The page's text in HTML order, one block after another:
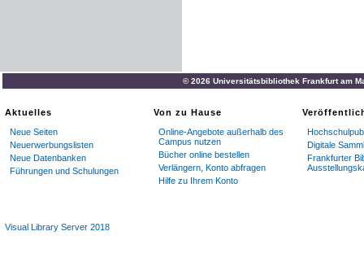
© 2026 Universitätsbibliothek Frankfurt am
Aktuelles
Neue Seiten
Neuerwerbungslisten
Neue Datenbanken
Führungen und Schulungen
Von zu Hause
Online-Angebote außerhalb des
Campus nutzen
Bücher online bestellen
Verlängern, Konto abfragen
Hilfe zu Ihrem Konto
Digitale
Frankfurter
Visual Library Server 2018